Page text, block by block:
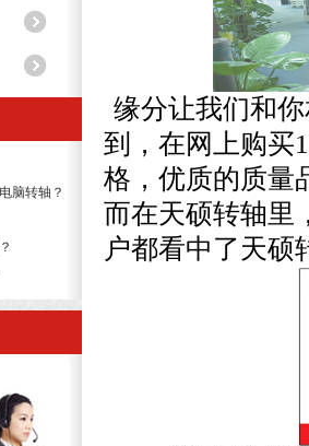
脑转轴？
缘分让我们和
到，在网上购买
格，优质的质量
而在天硕转轴里
户都看中了天硕